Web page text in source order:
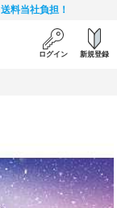
送料当社負担！
ログイン 新規登録